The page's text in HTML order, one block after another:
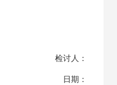
检讨人：
日期：